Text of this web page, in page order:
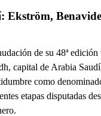
Ekström,
de su 48ª edición
capital de Arabia
como
etapas disputadas